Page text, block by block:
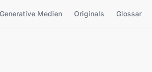
Generative Medien Originals Glossar